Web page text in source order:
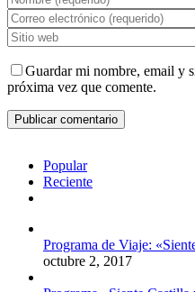
Guardar mi nombre, email y
próxima vez que comente.
Popular
Reciente
Programa de Viaje:
octubre 2, 2017